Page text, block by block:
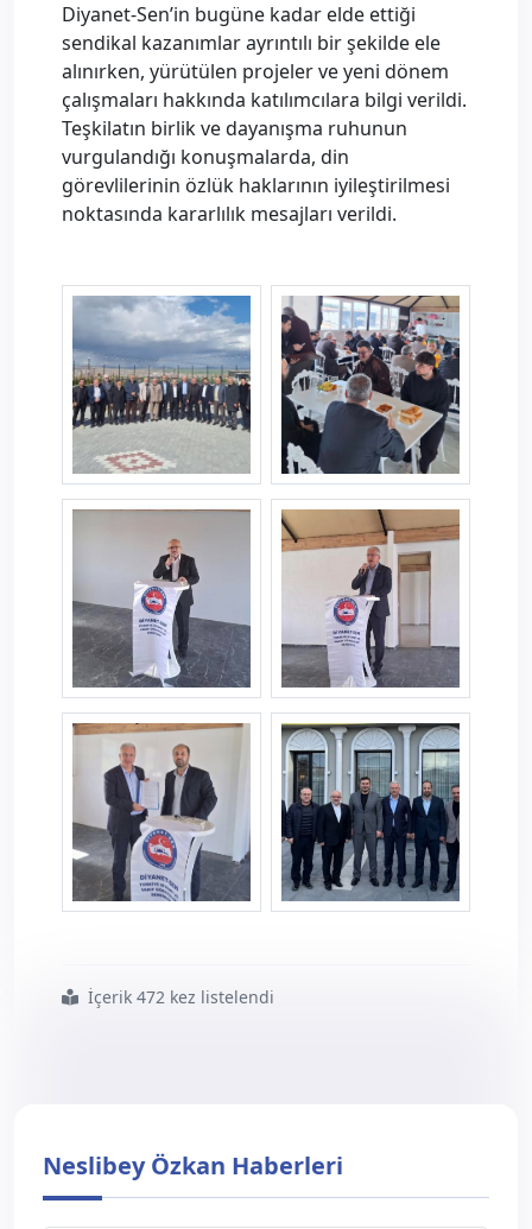
Diyanet-Sen’in bugüne kadar elde ettiği
sendikal kazanımlar ayrıntılı bir şekilde ele
alınırken, yürütülen projeler ve yeni dönem
çalışmaları hakkında katılımcılara bilgi verildi.
Teşkilatın birlik ve dayanışma ruhunun
vurgulandığı konuşmalarda, din
görevlilerinin özlük haklarının iyileştirilmesi
noktasında kararlılık mesajları verildi.
yozgatild1.jpg yozgatild2.jpg
yozgatild3.jpg yozgatild4.jpg
yozgatild5.jpg yozgatild6.jpg
#diyanet sen
#yozgat sorgun da
#din
#görevlileri
#buluşması
#gerçekleştirdi
İçerik 472 kez listelendi
Neslibey Özkan Haberleri